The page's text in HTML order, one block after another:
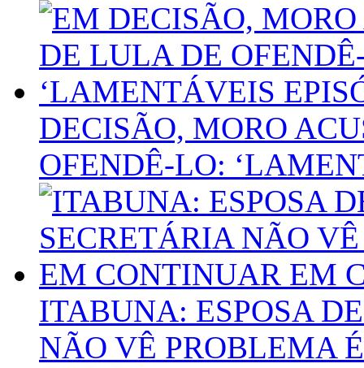
DECISÃO, MORO
OFENDÊ-LO:
ITABUNA: ESPOSA
NÃO VÊ PROBLEMA